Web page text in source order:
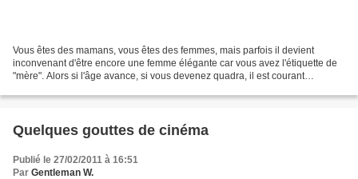
Vous êtes des mamans, vous êtes des femmes, mais parfois il devient
inconvenant d'être encore une femme élégante car vous avez l'étiquette de
"mère". Alors si l'âge avance, si vous devenez quadra, il est courant
Quelques gouttes de cinéma
Publié le 27/02/2011 à 16:51
Par Gentleman W.